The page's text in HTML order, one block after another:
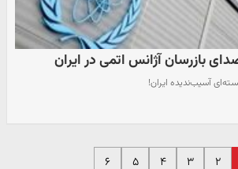
بازرسان آژانس اتمی در ایران
آسیب‌ندیده ایران!
۲ ۳ ۴ ۵ ۶